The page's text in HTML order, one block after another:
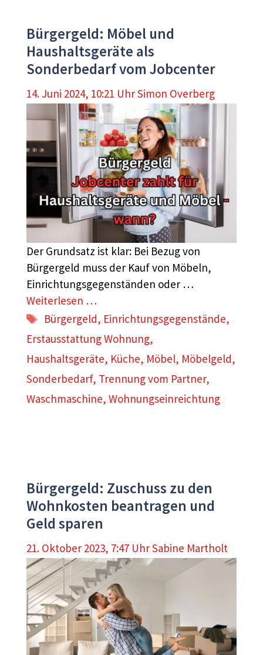
Bürgergeld: Möbel und
Haushaltsgeräte als
Sonderbedarf vom Jobcenter
14. Juni 2024, 10:21 UhrSimon Overberg
Der Grundsatz ist klar: Bei Bezug von
Bürgergeld muss der Kauf von Möbeln,
Einrichtungsgegenständen oder …
Weiterlesen …
Schlagwörter
Bürgergeld, Einrichtungsgegenstände,
Erstausstattung Wohnung,
Haushaltsgeräte, Küche, Möbel, Möbelgeld,
Sonderbedarf, Trennung vom Partner,
Waschmaschine, Wohnungseinreichtung
Bürgergeld: Zuschuss zu den
Wohnkosten beantragen und
Geld sparen
21. Oktober 2023, 7:47 UhrSabine Martholt